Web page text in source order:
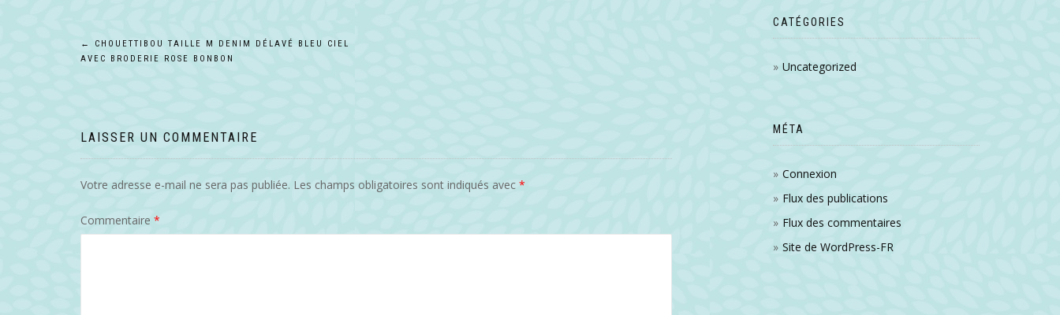
Navigation
←
CHOUETTIBOU TAILLE M DENIM DÉLAVÉ BLEU CIEL
AVEC BRODERIE ROSE BONBON
LAISSER UN COMMENTAIRE
Votre adresse e-mail ne sera pas publiée. Les champs obligatoires sont indiqués avec *
Commentaire *
CATÉGORIES
Uncategorized
MÉTA
Connexion
Flux des publications
Flux des commentaires
Site de WordPress-FR